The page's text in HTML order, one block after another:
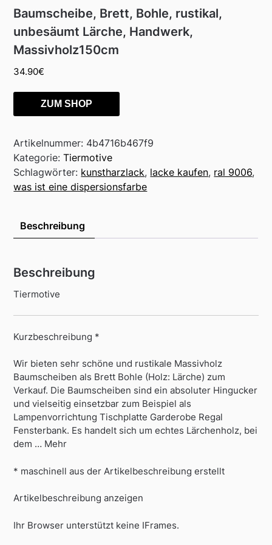
Baumscheibe, Brett, Bohle, rustikal,
unbesäumt Lärche, Handwerk,
Massivholz150cm
34.90€
ZUM SHOP
Artikelnummer: 4b4716b467f9
Kategorie:Tiermotive
Schlagwörter: kunstharzlack, lacke kaufen, ral 9006,
was ist eine dispersionsfarbe
Beschreibung
Beschreibung
Tiermotive
Kurzbeschreibung *
Wir bieten sehr schöne und rustikale Massivholz
Baumscheiben als Brett Bohle (Holz: Lärche) zum
Verkauf. Die Baumscheiben sind ein absoluter Hingucker
und vielseitig einsetzbar zum Beispiel als
Lampenvorrichtung Tischplatte Garderobe Regal
Fensterbank. Es handelt sich um echtes Lärchenholz, bei
dem … Mehr
* maschinell aus der Artikelbeschreibung erstellt
Artikelbeschreibung anzeigen
Ihr Browser unterstützt keine IFrames.